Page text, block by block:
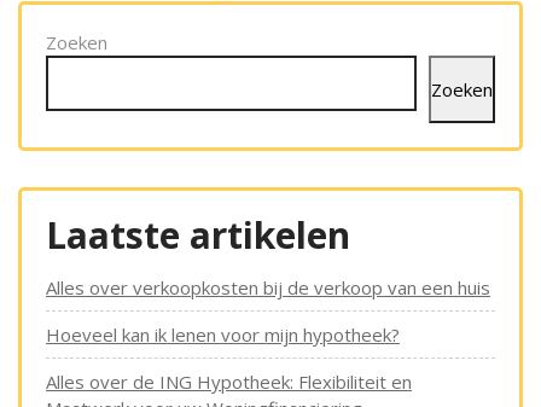
Zoeken
Zoeken
Laatste artikelen
Alles over verkoopkosten bij de verkoop van een huis
Hoeveel kan ik lenen voor mijn hypotheek?
Alles over de ING Hypotheek: Flexibiliteit en